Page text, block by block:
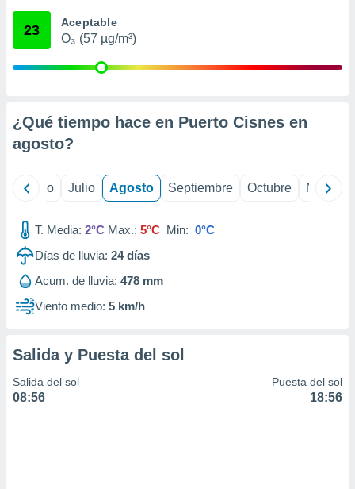
mediante
publicidad
1199
23 Aceptable
O₃ (57 µg/m³)
¿Qué tiempo hace en Puerto Cisnes en
agosto?
Junio Julio Agosto Septiembre Octubre
T. Media: 2°C Max.: 5°C Min: 0°C
Días de lluvia: 24días
Acum. de lluvia: 478 mm
Viento medio: 5 km/h
Salida y Puesta del sol
Salida del sol
08:56
Puesta del sol
18:56